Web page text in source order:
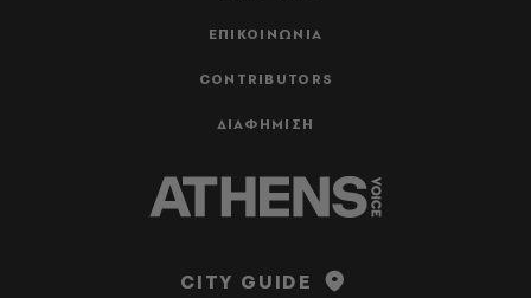
ΕΠΙΚΟΙΝΩΝΙΑ
CONTRIBUTORS
ΔΙΑΦΗΜΙΣΗ
CITY GUIDE